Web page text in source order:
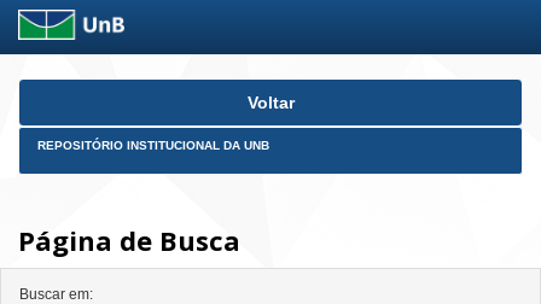
Skip
Voltar
REPOSITÓRIO INSTITUCIONAL DA UNB
Página de Busca
Buscar em: